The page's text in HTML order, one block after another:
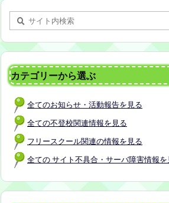
年7月24日（金）17:00ま
カテゴリーから選ぶ
全てのお知らせ・活動報告を見る
全ての不登校関連情報を見る
フリースクール関連の情報を見る
全ての サイト不具合・サーバ障害情報を